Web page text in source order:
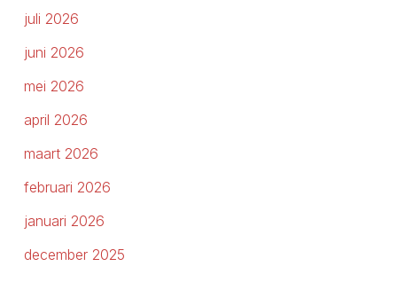
juli 2026
juni 2026
mei 2026
april 2026
maart 2026
februari 2026
januari 2026
december 2025